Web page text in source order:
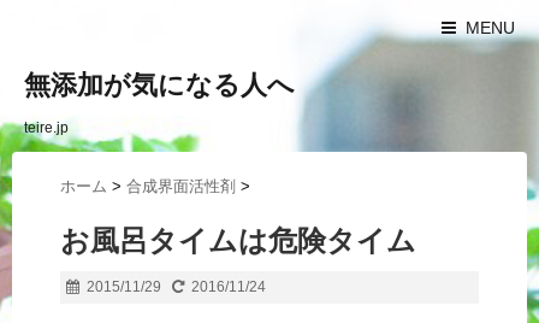
MENU
無添加が気になる人へ
teire.jp
ホーム > 合成界面活性剤 >
お風呂タイムは危険タイム
2015/11/29 2016/11/24